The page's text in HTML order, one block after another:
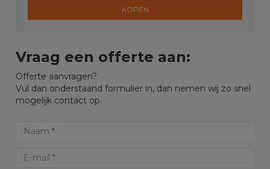
KOPEN
Vraag een offerte aan:
Offerte aanvragen?
Vul dan onderstaand formulier in, dan nemen wij zo snel
mogelijk contact op.